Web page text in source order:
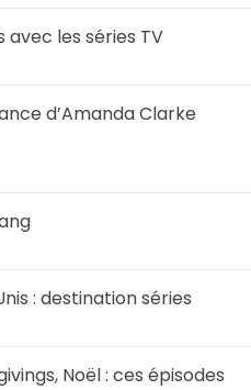
avec les séries TV
d’Amanda Clarke
: destination séries
Noël : ces épisodes